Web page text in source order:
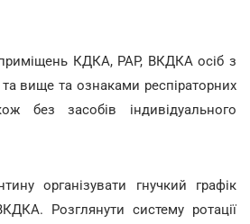
КДКА, РАР, ВКДКА осіб з
вище та ознаками респіраторних
без засобів індивідуального
організувати гнучкий графік
Розглянути систему ротації